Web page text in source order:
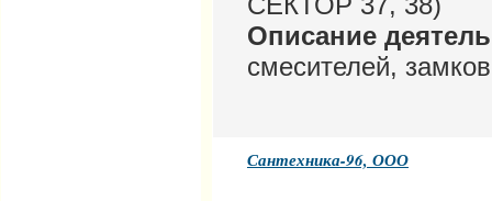
Описание
смесителей,
Сантехника-96, ООО